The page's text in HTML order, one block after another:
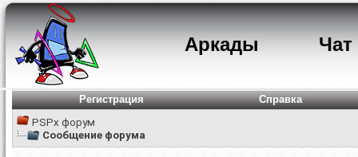
Аркады Чат
Регистрация
Справка
PSPx форум
Сообщение форума